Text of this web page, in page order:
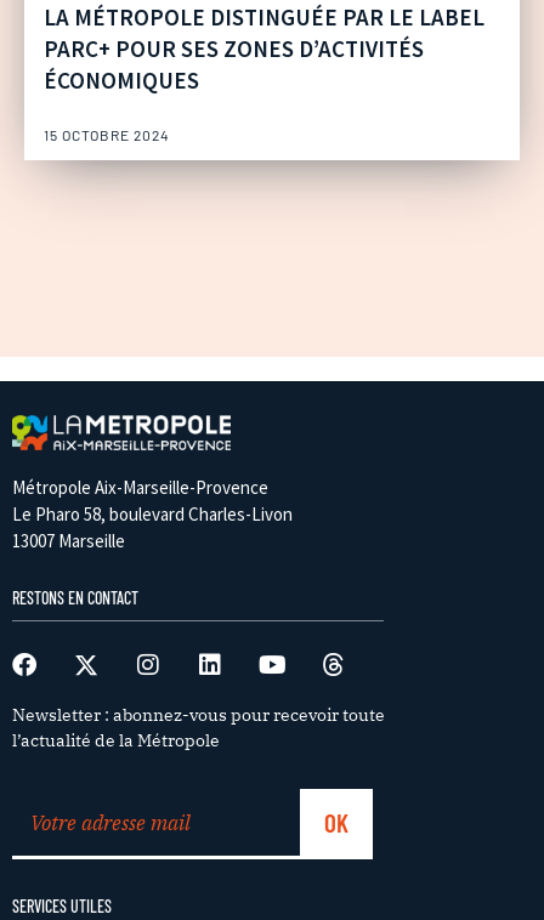
LA MÉTROPOLE DISTINGUÉE PAR LE LABEL
PARC+ POUR SES ZONES D’ACTIVITÉS
ÉCONOMIQUES
15 OCTOBRE 2024
Métropole Aix-Marseille-Provence
Le Pharo 58, boulevard Charles-Livon
13007 Marseille
RESTONS EN CONTACT
Newsletter : abonnez-vous pour recevoir toute
l’actualité de la Métropole
SERVICES UTILES